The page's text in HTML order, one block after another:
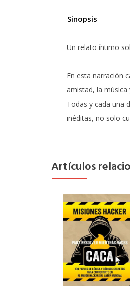
Sinopsis
Un relato íntimo
En esta narración
amistad, la
Todas y cada una
inéditas, no solo
Artículos